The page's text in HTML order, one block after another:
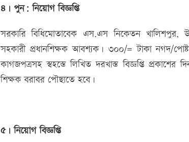
৪। পুন: নিয়োগ বিজ্ঞপ্তি
সরকারি বিধিমোতাবেক এস.এস নিকেতন খালিশপুর,
সহকারী প্রধানশিক্ষক আবশ্যক। ৩০০/= টাকা নগদ/
কাগজপত্রসহ স্বহস্তে লিখিত দরখাস্ত বিজ্ঞপ্তি
শিক্ষক বরাবর পৌছাতে হবে।
৫। নিয়োগ বিজ্ঞপ্তি